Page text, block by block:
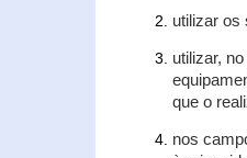
utilizar os
utilizar,
que o
nos